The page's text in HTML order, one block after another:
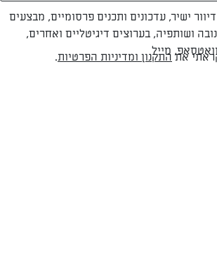
ישיר, עדכונים ותכנים פרסומיים, מבצעים
ושותפיה, בערוצים דיגיטליים ואחרים,
את התקנון ומדיניות הפרטיות.